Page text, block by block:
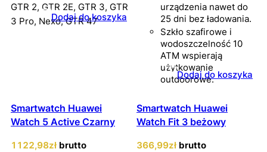
GTR 2, GTR 2E, GTR 3, GTR
3 Pro, Nexo, GTR 47
Dodaj do koszyka
urządzenia nawet do
25 dni bez ładowania.
Szkło szafirowe i
wodoszczelność 10
ATM wspierają
użytkowanie
outdoorowe.
Dodaj do koszyka
Smartwatch Huawei
Watch 5 Active Czarny
1122,98zł brutto
Smartwatch Huawei
Watch Fit 3 beżowy
366,99zł brutto